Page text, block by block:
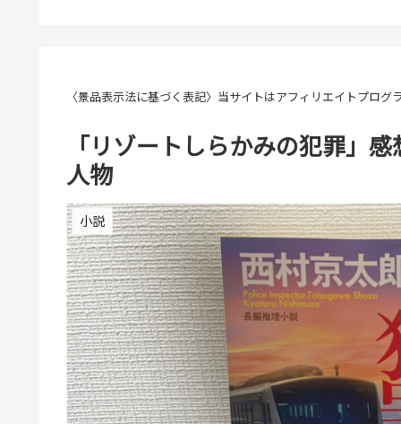
〈景品表示法に基づく表記〉当サイトはアフィリエイトプログ
「リゾートしらかみの犯罪」
人物
小説